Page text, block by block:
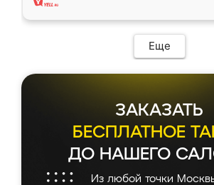
Еще
ЗАКАЗАТЬ
БЕСПЛАТНОЕ
ДО НАШЕГО
Из любой точки